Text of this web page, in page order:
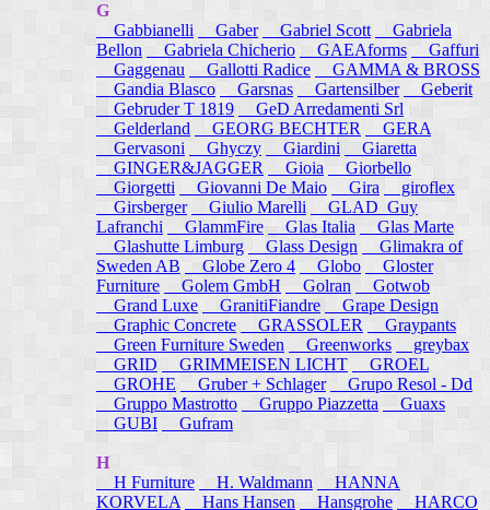
G
Gabbianelli
Gaber Gabriel Scott
Gabriela
Bellon
Gabriela Chicherio GAEAforms
Gaffuri
Gaggenau
Gallotti Radice
GAMMA & BROSS
Gandia Blasco
Garsnas Gartensilber
Geberit
Gebruder T 1819
GeD Arredamenti Srl
Gelderland
GEORG BECHTER
GERA
Gervasoni
Ghyczy Giardini
Giaretta
GINGER&JAGGER
Gioia
Giorbello
Giorgetti
Giovanni De Maio Gira
giroflex
Girsberger
Giulio Marelli
GLAD_Guy
Lafranchi
GlammFire Glas Italia
Glas Marte
Glashutte Limburg
Glass Design
Glimakra of
Sweden AB
Globe Zero 4 Globo
Gloster
Furniture
Golem GmbH Golran
Gotwob
Grand Luxe
GranitiFiandre
Grape Design
Graphic Concrete
GRASSOLER
Graypants
Green Furniture Sweden
Greenworks
greybax
GRID
GRIMMEISEN LICHT
GROEL
GROHE
Gruber + Schlager
Grupo Resol - Dd
Gruppo Mastrotto
Gruppo Piazzetta
Guaxs
GUBI
Gufram
H
H Furniture
H. Waldmann
HANNA
KORVELA
Hans Hansen Hansgrohe HARCO